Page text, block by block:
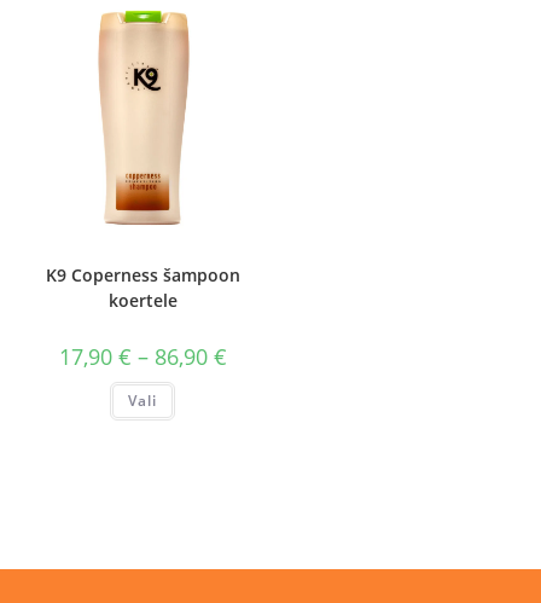
varianti.
Valikuid
teha
tootelehel.
K9 Coperness šampoon
koertele
17,90 € – 86,90 €Hinnavahemik:
17,90 €
Vali
Sellel